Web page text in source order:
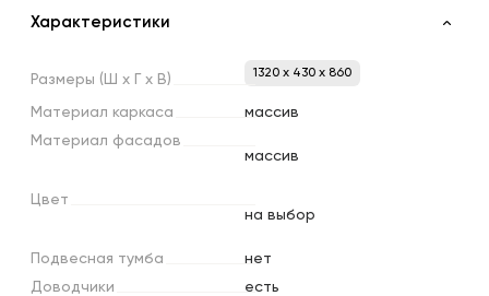
Характеристики
Размеры (Ш х х В) 1320 x 430 x 860
Материал каркаса
массив
Материал фасадов
массив
Цвет
на выбор
Подвесная тумба
нет
Доводчики
есть